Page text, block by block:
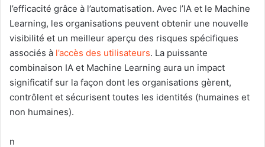
l’efficacité grâce à l’automatisation. Avec l’IA et le Machine
Learning, les organisations peuvent obtenir une nouvelle
visibilité et un meilleur aperçu des risques spécifiques
associés à l’accès des utilisateurs. La puissante
combinaison IA et Machine Learning aura un impact
significatif sur la façon dont les organisations gèrent,
contrôlent et sécurisent toutes les identités (humaines et
non humaines).
n